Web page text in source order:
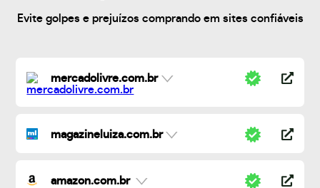
Evite golpes e prejuízos comprando em sites confiáveis
mercadolivre.com.br
magazineluiza.com.br
amazon.com.br